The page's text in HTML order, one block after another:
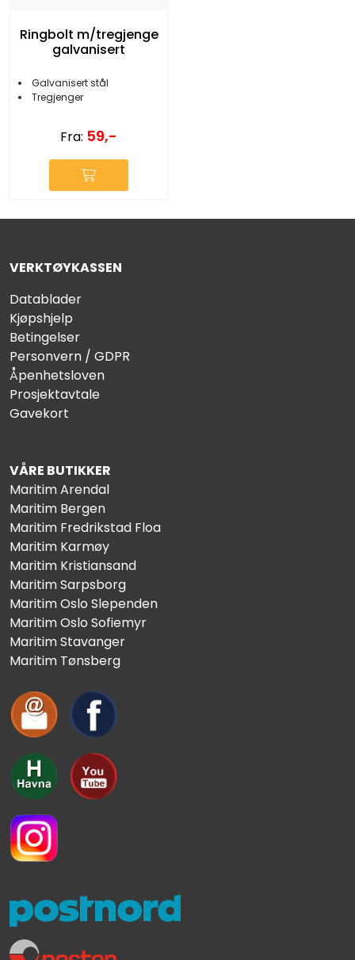
Ringbolt m/tregjenge
galvanisert
Galvanisert stål
Tregjenger
Fra: 59,-
VERKTØYKASSEN
Datablader
Kjøpshjelp
Betingelser
Personvern / GDPR
Åpenhetsloven
Prosjektavtale
Gavekort
VÅRE BUTIKKER
Maritim Arendal
Maritim Bergen
Maritim Fredrikstad Floa
Maritim Karmøy
Maritim Kristiansand
Maritim Sarpsborg
Maritim Oslo Slependen
Maritim Oslo Sofiemyr
Maritim Stavanger
Maritim Tønsberg